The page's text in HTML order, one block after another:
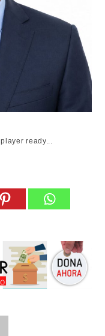
player ready...